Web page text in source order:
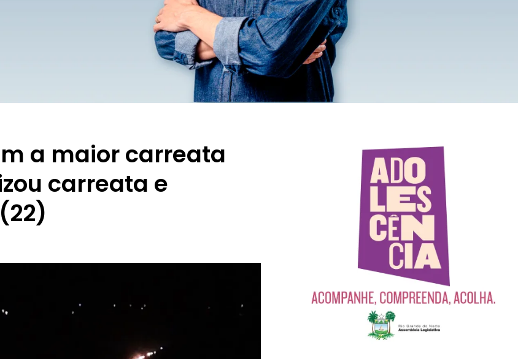
a maior carreata
carreata e